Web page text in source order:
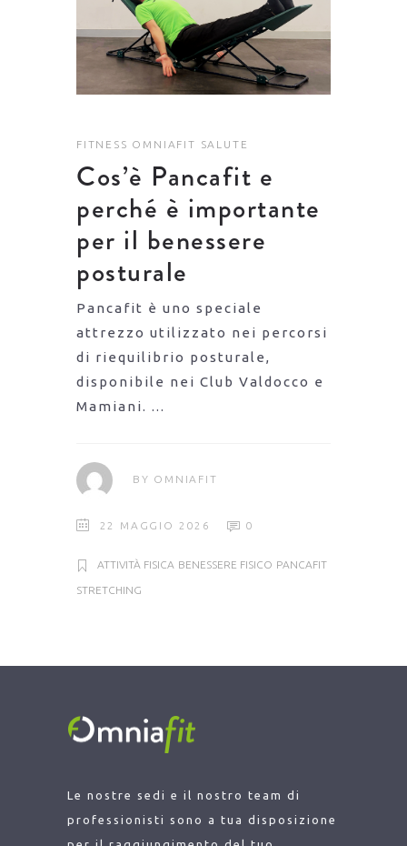
FITNESS OMNIAFIT SALUTE
Cos’è Pancafit e
perché è importante
per il benessere
posturale
Pancafit è uno speciale
attrezzo utilizzato nei percorsi
di riequilibrio posturale,
disponibile nei Club Valdocco e
Mamiani.
BY OMNIAFIT
22 MAGGIO 2026 0
ATTIVITÀ FISICA BENESSERE FISICO PANCAFIT
STRETCHING
Le nostre sedi e il nostro team di
professionisti sono a tua disposizione